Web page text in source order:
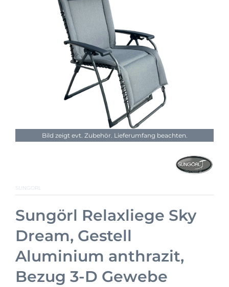
Bild zeigt evt. Zubehör. Lieferumfang beachten.
SUNGÖRL
Sungörl Relaxliege Sky
Dream, Gestell
Aluminium anthrazit,
Bezug 3-D Gewebe